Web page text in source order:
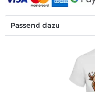
Passend dazu